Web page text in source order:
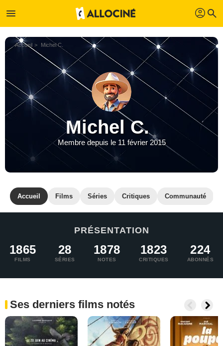
menu profil search
Accueil Michel C.
Michel C.
Membre depuis le 11 février 2015
Accueil Films Séries Critiques Communauté
PRÉSENTATION
1865
FILMS
28
SÉRIES
1878
NOTES
1823
CRITIQUES
224
ABONNÉS
Ses derniers films notés